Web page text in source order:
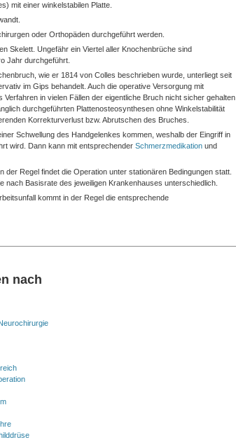
mit einer winkelstabilen Platte.
oder Orthopäden durchgeführt werden.
Skelett. Ungefähr ein Viertel aller Knochenbrüche sind
Jahr durchgeführt.
wie er 1814 von Colles beschrieben wurde, unterliegt seit
im Gips behandelt. Auch die operative Versorgung mit
in vielen Fällen der eigentliche Bruch nicht sicher gehalten
durchgeführten Plattenosteosynthesen ohne Winkelstabilität
Korrekturverlust bzw. Abrutschen des Bruches.
Schwellung des Handgelenkes kommen, weshalb der Eingriff in
wird. Dann kann mit entsprechender Schmerzmedikationund
der Regel findet die Operation unter stationären Bedingungen statt.
nach Basisrate des jeweiligen Krankenhauses unterschiedlich.
kommt in der Regel die entsprechende
nach